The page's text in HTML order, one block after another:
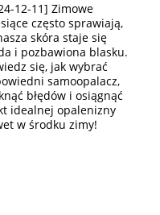
12-11] Zimowe
często sprawiają,
skóra staje się
i pozbawiona blasku.
się, jak wybrać
samoopalacz,
błędów i osiągnąć
idealnej opalenizny
w środku zimy!